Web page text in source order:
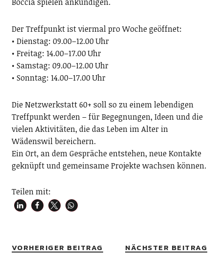
Der Treffpunkt ist viermal pro Woche geöffnet:
• Dienstag: 09.00–12.00 Uhr
• Freitag: 14.00–17.00 Uhr
• Samstag: 09.00–12.00 Uhr
• Sonntag: 14.00–17.00 Uhr
Die Netzwerkstatt 60+ soll so zu einem lebendigen
Treffpunkt werden – für Begegnungen, Ideen und die
vielen Aktivitäten, die das Leben im Alter in
Wädenswil bereichern.
Ein Ort, an dem Gespräche entstehen, neue Kontakte
geknüpft und gemeinsame Projekte wachsen können.
Teilen mit:
VORHERIGER BEITRAG NÄCHSTER BEITRAG